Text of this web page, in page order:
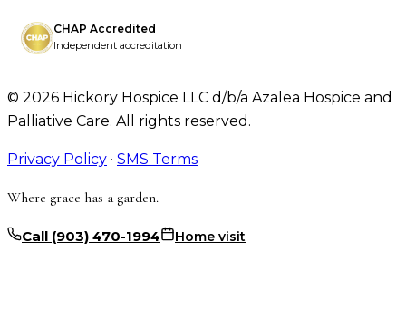
CHAP Accredited
Independent accreditation
© 2026 Hickory Hospice LLC d/b/a Azalea Hospice and
Palliative Care. All rights reserved.
Privacy Policy · SMS Terms
Where grace has a garden.
Call (903) 470-1994 Home visit